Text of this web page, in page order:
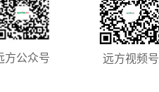
方公众号
远方视频号